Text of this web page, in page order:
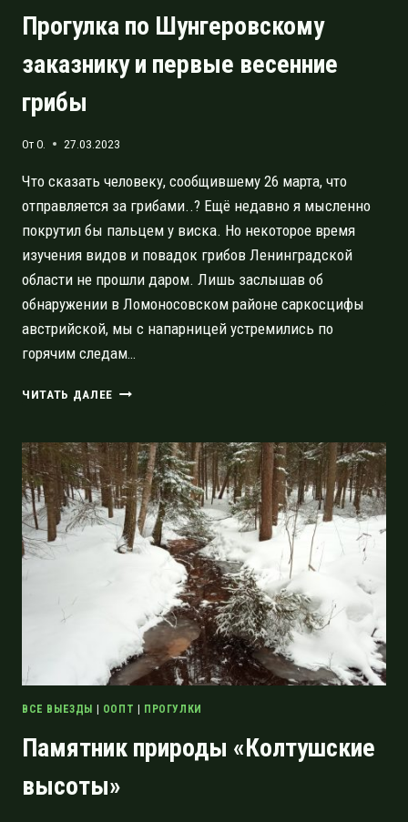
Прогулка по Шунгеровскому
заказнику и первые весенние
грибы
ОтO. 27.03.2023
Что сказать человеку, сообщившему 26 марта, что
отправляется за грибами..? Ещё недавно я мысленно
покрутил бы пальцем у виска. Но некоторое время
изучения видов и повадок грибов Ленинградской
области не прошли даром. Лишь заслышав об
обнаружении в Ломоносовском районе саркосцифы
австрийской, мы с напарницей устремились по
горячим следам…
ЧИТАТЬ ДАЛЕЕ ПРОГУЛКА
ЗАКАЗНИКУ
И
ПЕРВЫЕ
ВЕСЕННИЕ
ГРИБЫ
ВСЕ ВЫЕЗДЫ | ООПТ | ПРОГУЛКИ
Памятник природы «Колтушские
высоты»